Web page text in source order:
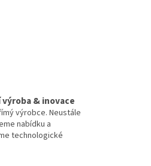
& inovace
výrobce. Neustále
nabídku a
technologické